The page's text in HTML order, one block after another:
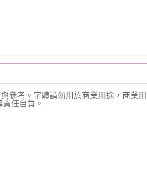
參考。字體請勿用於商業用途，商業
任自負。